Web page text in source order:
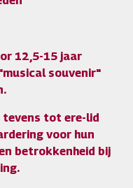
12,5-15 jaar
souvenir"
tevens tot ere-lid
voor hun
betrokkenheid bij